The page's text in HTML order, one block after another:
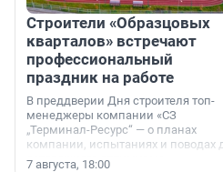
Строители «Образцовых
кварталов» встречают
профессиональный
праздник на работе
В преддверии Дня строителя топ-
менеджеры компании «СЗ
„Терминал-Ресурс“ — о планах
компании, испытаниях и поводах
осторожного оптимизма.
7 августа, 18:00